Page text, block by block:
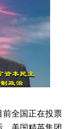
前全国正在投票